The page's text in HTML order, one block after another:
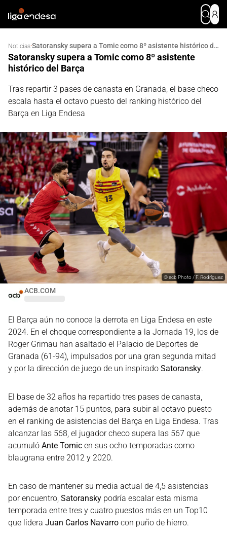
Noticias· Satoransky supera a Tomic como 8º asistente histórico del Barça
Satoransky supera a Tomic como 8º asistente
histórico del Barça
Tras repartir 3 pases de canasta en Granada, el base checo
escala hasta el octavo puesto del ranking histórico del
Barça en Liga Endesa
ACB.COM
©acb Photo / F. Rodríguez
El Barça aún no conoce la derrota en Liga Endesa en este
2024. En el choque correspondiente a la Jornada 19, los de
Roger Grimau han asaltado el Palacio de Deportes de
Granada (61-94), impulsados por una gran segunda mitad
y por la dirección de juego de un inspirado Satoransky.
El base de 32 años ha repartido tres pases de canasta,
además de anotar 15 puntos, para subir al octavo puesto
en el ranking de asistencias del Barça en Liga Endesa. Tras
alcanzar las 568, el jugador checo supera las 567 que
acumuló Ante Tomic en sus ocho temporadas como
blaugrana entre 2012 y 2020.
En caso de mantener su media actual de 4,5 asistencias
por encuentro, Satoransky podría escalar esta misma
temporada entre tres y cuatro puestos más en un Top10
que lidera Juan Carlos Navarro con puño de hierro.